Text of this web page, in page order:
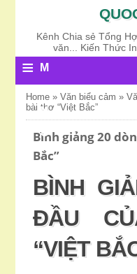
Kênh Chia sẻ Tổng
văn... Kiến Thức
≡
M
N
U
Home »Văn biểu cảm »
bài thơ “Việt Bắc”
Bình giảng 20
Bắc”
BÌNH
ĐẦU
“VIỆT